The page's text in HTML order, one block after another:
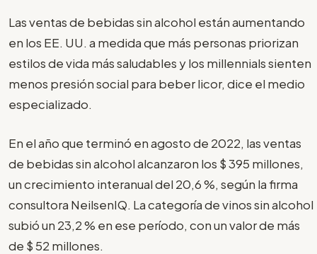
Las ventas de bebidas sin alcohol están aumentando
en los EE. UU. a medida que más personas priorizan
estilos de vida más saludables y los millennials sienten
menos presión social para beber licor, dice el medio
especializado.
En el año que terminó en agosto de 2022, las ventas
de bebidas sin alcohol alcanzaron los $ 395 millones,
un crecimiento interanual del 20,6 %, según la firma
consultora NeilsenIQ. La categoría de vinos sin alcohol
subió un 23,2 % en ese período, con un valor de más
de $ 52 millones.